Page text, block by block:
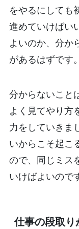
をやるにしても
進めていけばい
よいのか、分か
があるはずです。
分からないこと
よく見てやり方
力をしていきま
いからこそ起こ
ので、同じミス
いけばよいので
仕事の段取り